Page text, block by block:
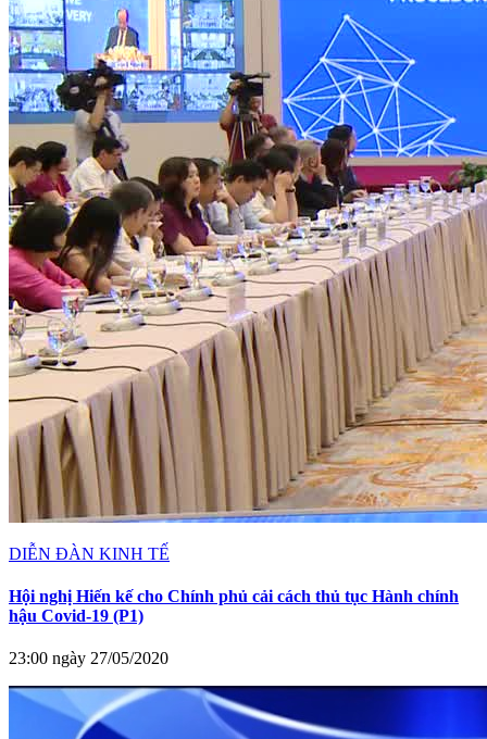
DIỄN ĐÀN KINH TẾ
Hội nghị Hiến kế cho Chính phủ cải cách thủ tục Hành chính
hậu Covid-19 (P1)
23:00 ngày 27/05/2020